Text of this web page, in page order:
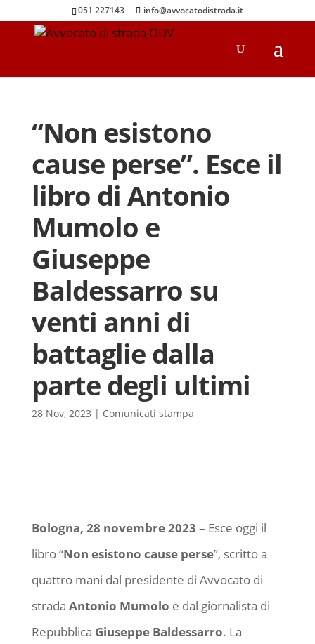
051 227143 info@avvocatodistrada.it
“Non esistono
cause perse”. Esce il
libro di Antonio
Mumolo e
Giuseppe
Baldessarro su
venti anni di
battaglie dalla
parte degli ultimi
28 Nov, 2023 | Comunicati stampa
Bologna, 28 novembre 2023 – Esce oggi il
libro “Non esistono cause perse”, scritto a
quattro mani dal presidente di Avvocato di
strada Antonio Mumolo e dal giornalista di
Repubblica Giuseppe Baldessarro. La